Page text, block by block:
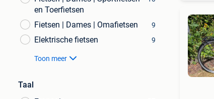
en Toerfietsen
Fietsen | Dames | Omafietsen 9
Elektrische fietsen 9
Toon meer
Taal